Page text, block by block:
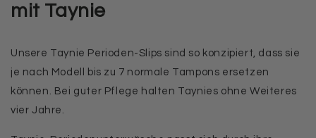
mit Taynie
Unsere Taynie Perioden-Slips sind so konzipiert, dass sie
je nach Modell bis zu 7 normale Tampons ersetzen
können. Bei guter Pflege halten Taynies ohne Weiteres
vier Jahre .